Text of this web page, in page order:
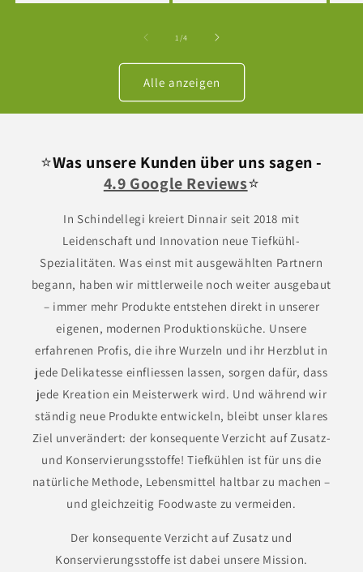
1/von
4
Alle anzeigen
⭐Was unsere Kunden über uns sagen -
4.9 Google Reviews⭐
In Schindellegi kreiert Dinnair seit 2018 mit
Leidenschaft und Innovation neue Tiefkühl-
Spezialitäten. Was einst mit ausgewählten Partnern
begann, haben wir mittlerweile noch weiter ausgebaut
– immer mehr Produkte entstehen direkt in unserer
eigenen, modernen Produktionsküche. Unsere
erfahrenen Profis, die ihre Wurzeln und ihr Herzblut in
jede Delikatesse einfliessen lassen, sorgen dafür, dass
jede Kreation ein Meisterwerk wird. Und während wir
ständig neue Produkte entwickeln, bleibt unser klares
Ziel unverändert: der konsequente Verzicht auf Zusatz-
und Konservierungsstoffe! Tiefkühlen ist für uns die
natürliche Methode, Lebensmittel haltbar zu machen –
und gleichzeitig Foodwaste zu vermeiden.
Der konsequente Verzicht auf Zusatz und
Konservierungsstoffe ist dabei unsere Mission.